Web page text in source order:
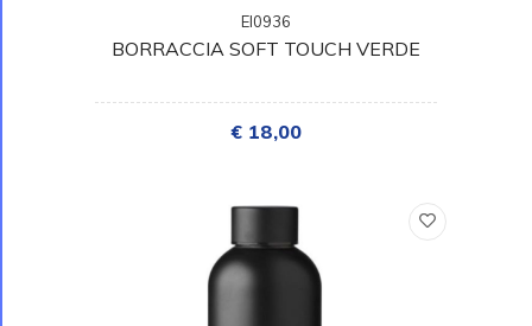
EI0936
BORRACCIA SOFT TOUCH VERDE
€ 18,00